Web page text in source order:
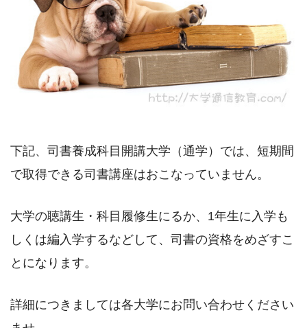
下記、司書養成科目開講大学（通学）では、短期間
で取得できる司書講座はおこなっていません。
大学の聴講生・科目履修生にるか、1年生に入学も
しくは編入学するなどして、司書の資格をめざすこ
とになります。
詳細につきましては各大学にお問い合わせください